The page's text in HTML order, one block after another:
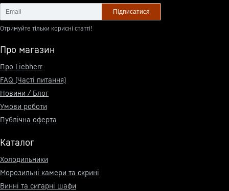
Підписатися
Отримуйте тільки корисні статті!
Про магазин
Про Liebherr
FAQ (Часті питання)
Новини / Блог
Умови роботи
Публічна оферта
Каталог
Холодильники
Морозильні камери та скрині
Винні та сигарні шафи